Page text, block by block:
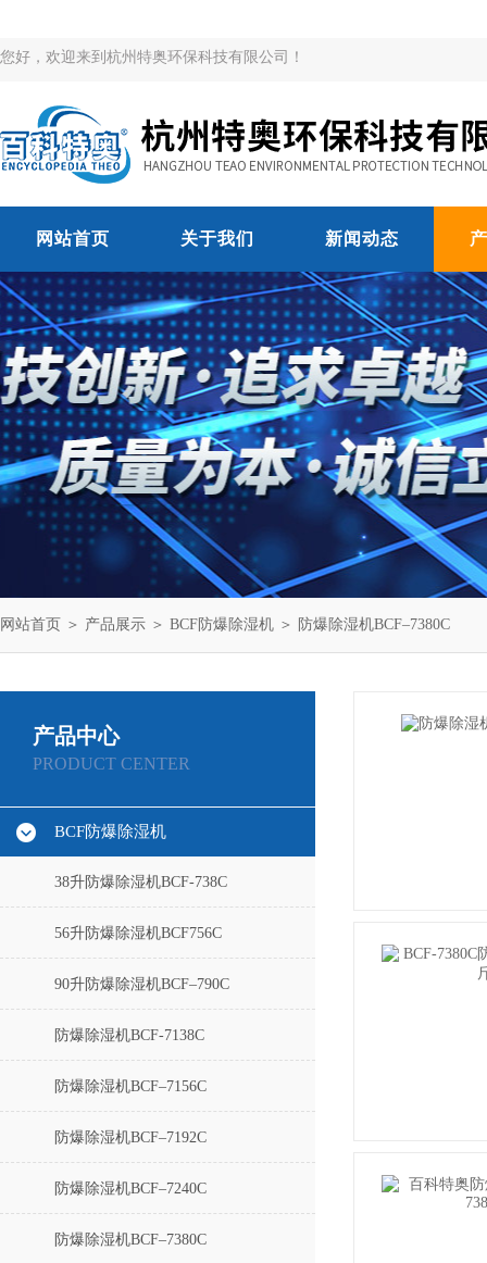
您好，欢迎来到杭州特奥环保科技有限公司！
网站首页 关于我们 新闻动态
网站首页 ＞ 产品展示 ＞ BCF防爆除湿机 ＞ 防爆除湿机BCF–7380C
产品中心
PRODUCT CENTER
BCF防爆除湿机
38升防爆除湿机BCF-738C
56升防爆除湿机BCF756C
90升防爆除湿机BCF–790C
防爆除湿机BCF-7138C
防爆除湿机BCF–7156C
防爆除湿机BCF–7192C
防爆除湿机BCF–7240C
防爆除湿机BCF–7380C